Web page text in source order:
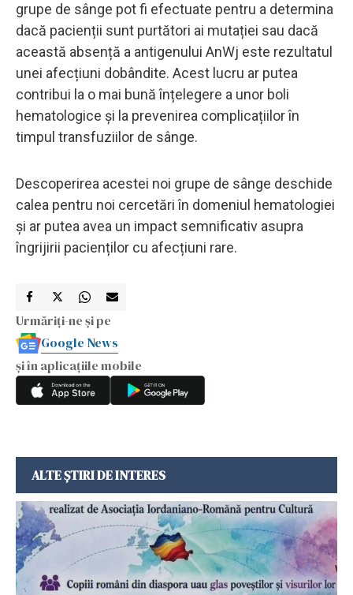
grupe de sânge pot fi efectuate pentru a determina
dacă pacienții sunt purtători ai mutației sau dacă
această absență a antigenului AnWj este rezultatul
unei afecțiuni dobândite. Acest lucru ar putea
contribui la o mai bună înțelegere a unor boli
hematologice și la prevenirea complicațiilor în
timpul transfuziilor de sânge.
Descoperirea acestei noi grupe de sânge deschide
calea pentru noi cercetări în domeniul hematologiei
și ar putea avea un impact semnificativ asupra
îngrijirii pacienților cu afecțiuni rare.
Urmăriți-ne și pe
Google News
și în aplicațiile mobile
ALTE ȘTIRI DE INTERES